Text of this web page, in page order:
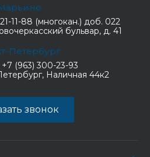
11-88 (многокан.) доб. 022
бульвар, д. 41
Петербург
+7 (963) 300-23-93
Наличная 44к2
звонок